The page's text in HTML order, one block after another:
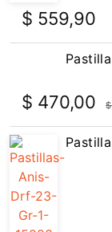
$ 559,90
$ 470,00